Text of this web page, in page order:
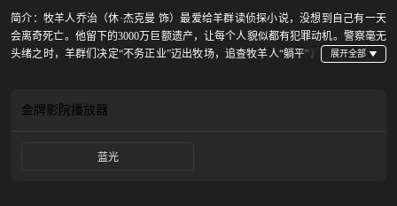
简介： 牧羊人乔治（休·杰克曼 饰）最爱给羊群读侦探小说，没想到自己有一天
会离奇死亡。他留下的3000万巨额遗产，让每个人貌似都有犯罪动机。警察毫无
头绪之时，羊群们决定“不务正业”迈出牧场，追查牧羊人“躺平”真
金牌影院播放器
蓝光